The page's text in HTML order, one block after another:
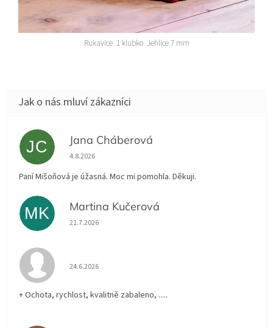
Rukavice 1 klubko Jehlice 7 mm
JC Jana Cháberová
Hodnocení obchodu je 5 z 5 hvězdiček.
4.8.2026
Paní Mišoňová je úžasná. Moc mi pomohla. Děkuji.
MK Martina Kučerová
Hodnocení obchodu je 5 z 5 hvězdiček.
21.7.2026
Hodnocení obchodu je 5 z 5 hvězdiček.
24.6.2026
+ Ochota, rychlost, kvalitně zabaleno, .....